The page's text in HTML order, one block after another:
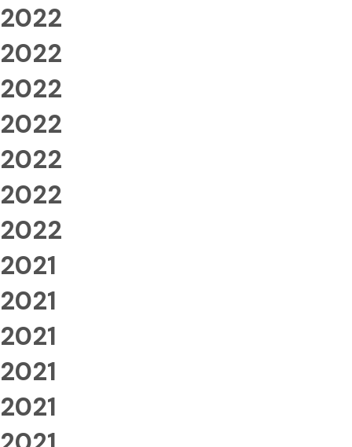
2022
2022
2022
2022
2022
2022
2022
2021
2021
2021
2021
2021